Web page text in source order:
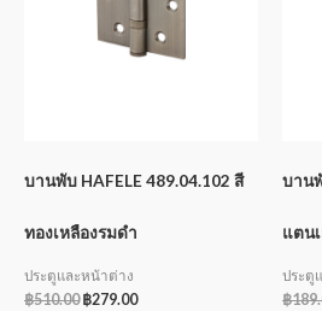
บานพับ HAFELE 489.04.102 สี
ทองเหลืองรมดำ
ประตูและหน้าต่าง
฿510.00 ฿279.00
บาน
แตน
ประตู
฿